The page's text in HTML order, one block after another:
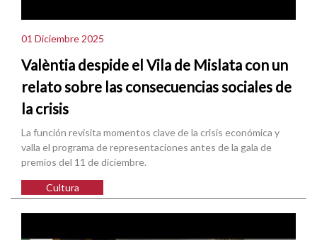
01 Diciembre 2025
Valèntia despide el Vila de Mislata con un
relato sobre las consecuencias sociales de
la crisis
La función revisita momentos clave de la crisis económica y
valla el programa de representaciones antes de la gala de
premios del 11 de diciembre.
Cultura